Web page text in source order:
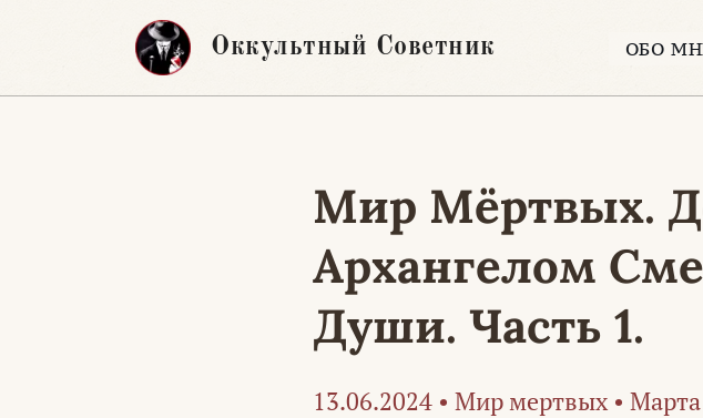
Оккультный Советник ОБО
Мир Мёртвых.
Архангелом
Души. Часть 1.
13.06.2024 • Мир мертвых •